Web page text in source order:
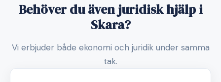
Behöver du även juridisk hjälp i
Skara?
Vi erbjuder både ekonomi och juridik under samma
tak.